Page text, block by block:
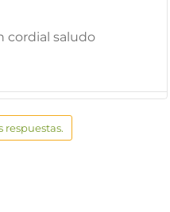
cordial saludo
respuestas.